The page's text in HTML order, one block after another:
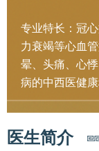
专业特长：冠
力衰竭等心血
晕、头痛、心
病的中西医健康
医生简介